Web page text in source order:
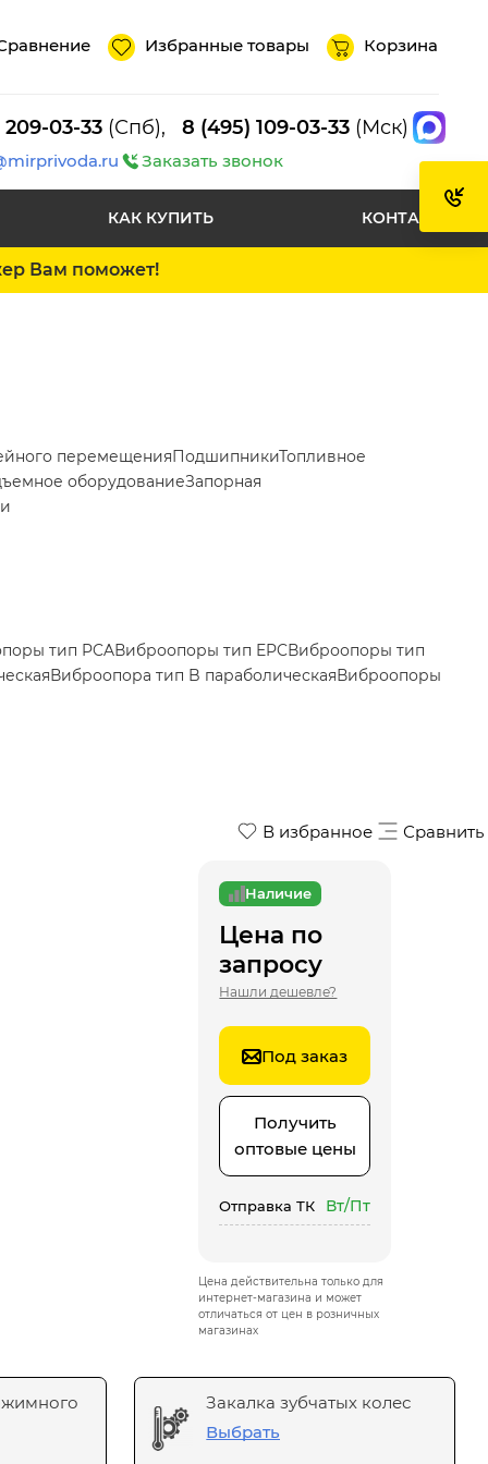
Избранные товары Корзина
209-03-33 (Спб), 8 (495) 109-03-33 (Мск)
Заказать звонок
КАК КУПИТЬ КОНТАКТЫ
Вам поможет!
перемещенияПодшипникиТопливное
оборудованиеЗапорная
тип PCAВиброопоры тип EPCВиброопоры тип
Виброопора тип B параболическаяВиброопоры
В избранное Сравнить
Наличие
Цена по
запросу
Нашли дешевле?
Под заказ
Получить
оптовые цены
Отправка ТК Вт/Пт
Цена действительна только для
интернет-магазина и может
отличаться от цен в розничных
магазинах
Закалка зубчатых колес
Выбрать